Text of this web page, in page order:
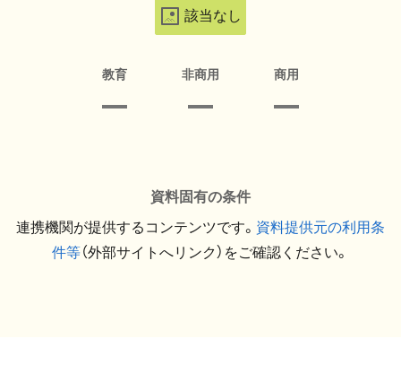
該当なし
教育 非商用 商用
資料固有の条件
連携機関が提供するコンテンツです。 資料提供元の利用条
件等（外部サイトへリンク）をご確認ください。